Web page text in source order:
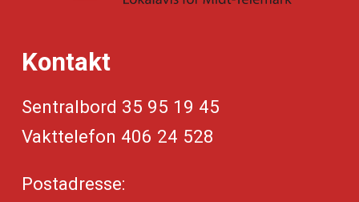
Kontakt
Sentralbord 35 95 19 45
Vakttelefon 406 24 528
Postadresse: